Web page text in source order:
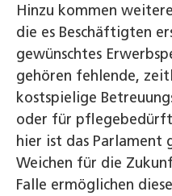
Hinzu kommen
die es Beschäftigten
gewünschtes
gehören fehlende,
kostspielige
oder für
hier ist das Parlament
Weichen für die
Falle ermöglichen